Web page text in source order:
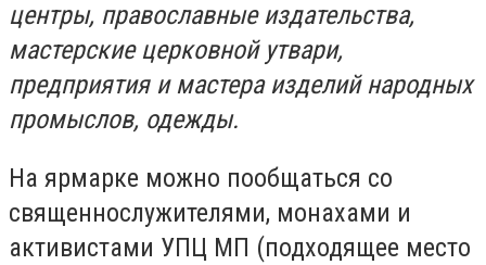
центры, православные издательства,
мастерские церковной утвари,
предприятия и мастера изделий народных
промыслов, одежды.
На ярмарке можно пообщаться со
священнослужителями, монахами и
активистами УПЦ МП (подходящее место